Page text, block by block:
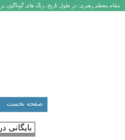
مقام معظم رهبری: در طول تاریخ، رنگ های گوناگون بر
صفحه نخست
بایگانی